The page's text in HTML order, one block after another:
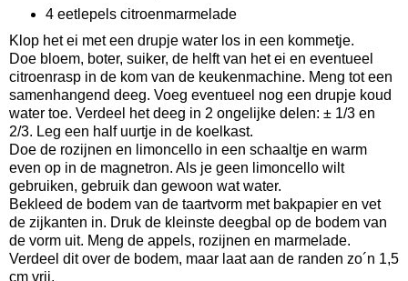
4 eetlepels citroenmarmelade
Klop het ei met een drupje water los in een kommetje.
Doe bloem, boter, suiker, de helft van het ei en eventueel
citroenrasp in de kom van de keukenmachine. Meng tot een
samenhangend deeg. Voeg eventueel nog een drupje koud
water toe. Verdeel het deeg in 2 ongelijke delen: ± 1/3 en
2/3. Leg een half uurtje in de koelkast.
Doe de rozijnen en limoncello in een schaaltje en warm
even op in de magnetron. Als je geen limoncello wilt
gebruiken, gebruik dan gewoon wat water.
Bekleed de bodem van de taartvorm met bakpapier en vet
de zijkanten in. Druk de kleinste deegbal op de bodem van
de vorm uit. Meng de appels, rozijnen en marmelade.
Verdeel dit over de bodem, maar laat aan de randen zo´n 1,5
cm vrij.